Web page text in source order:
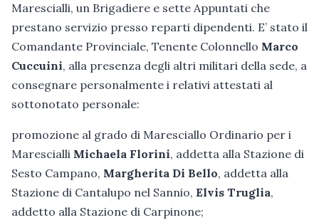
Marescialli, un Brigadiere e sette Appuntati che
prestano servizio presso reparti dipendenti. E’ stato il
Comandante Provinciale, Tenente Colonnello Marco
Cuccuini, alla presenza degli altri militari della sede, a
consegnare personalmente i relativi attestati al
sottonotato personale:
promozione al grado di Maresciallo Ordinario per i
Marescialli Michaela Florini, addetta alla Stazione di
Sesto Campano, Margherita Di Bello, addetta alla
Stazione di Cantalupo nel Sannio, Elvis Truglia,
addetto alla Stazione di Carpinone;